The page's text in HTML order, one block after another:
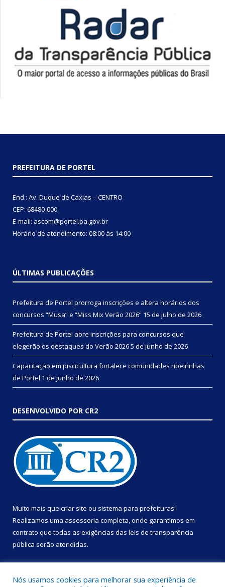
PREFEITURA DE PORTEL
End.: Av. Duque de Caxias – CENTRO
CEP: 68480-000
E-mail: ascom@portel.pa.gov.br
Horário de atendimento: 08:00 às 14:00
ÚLTIMAS PUBLICAÇÕES
Prefeitura de Portel prorroga inscrições e altera horários dos
concursos “Musa” e “Miss Mix Verão 2026” 15 de julho de 2026
Prefeitura de Portel abre inscrições para concursos que
elegerão os destaques do Verão 20265 de junho de 2026
Capacitação em piscicultura fortalece comunidades ribeirinhas
de Portel 1 de junho de 2026
DESENVOLVIDO POR CR2
Muito mais que criar site ou sistema para prefeituras!
Realizamos uma assessoria completa, onde garantimos em
contrato que todas as exigências das leis de transparência
pública serão atendidas.
Nós usamos cookies para melhorar sua experiência de